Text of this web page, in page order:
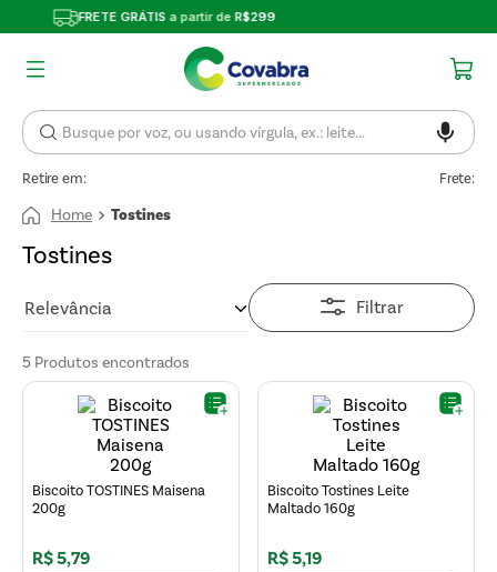
Economize com CUPOM DE DESCONTO
Retire em: Frete:
Tostines
Tostines
Relevância Filtrar
5 Produtos
Biscoito TOSTINES Maisena
200g
R$5,79
Biscoito Tostines Leite
Maltado 160g
R$5,19